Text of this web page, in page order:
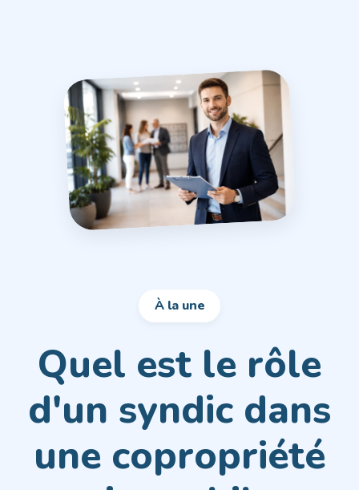
À la une
Quel est le rôle
d'un syndic dans
une copropriété